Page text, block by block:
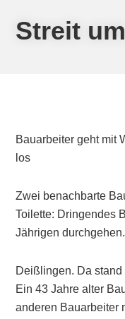
Streit
Bauarbeiter geht mit
los
Zwei benachbarte
Toilette: Dringendes
Jährigen durchgehen.
Deißlingen. Da
Ein 43 Jahre alter
anderen Bauarbeiter